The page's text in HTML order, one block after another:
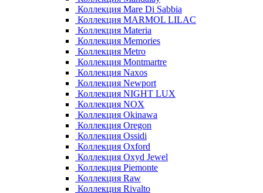
Коллекция Mare Di Sabbia
Коллекция MARMOL LILAC
Коллекция Materia
Коллекция Memories
Коллекция Metro
Коллекция Montmartre
Коллекция Naxos
Коллекция Newport
Коллекция NIGHT LUX
Коллекция NOX
Коллекция Okinawa
Коллекция Oregon
Коллекция Ossidi
Коллекция Oxford
Коллекция Oxyd Jewel
Коллекция Piemonte
Коллекция Raw
Коллекция Rivalto